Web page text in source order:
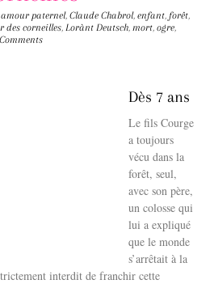
amour paternel,Claude Chabrol,enfant, forêt,
des corneilles,Lorànt Deutsch,mort,ogre,
Dès 7 ans
Le fils Courge
a toujours
vécu dans la
forêt, seul,
avec son père,
un colosse qui
lui a expliqué
que le monde
s’arrêtait à la
interdit de franchir cette